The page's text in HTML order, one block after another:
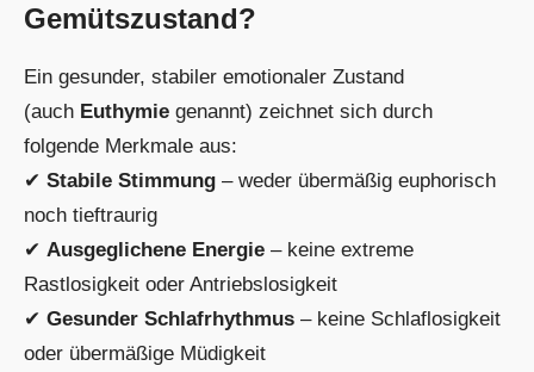
Gemütszustand?
Ein gesunder, stabiler emotionaler Zustand
(auch Euthymie genannt) zeichnet sich durch
folgende Merkmale aus:
✔ Stabile Stimmung – weder übermäßig euphorisch
noch tieftraurig
✔ Ausgeglichene Energie – keine extreme
Rastlosigkeit oder Antriebslosigkeit
✔ Gesunder Schlafrhythmus – keine Schlaflosigkeit
oder übermäßige Müdigkeit